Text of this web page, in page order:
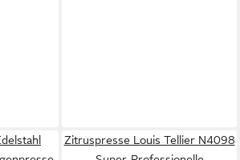
Zitruspresse Louis Tellier N4098